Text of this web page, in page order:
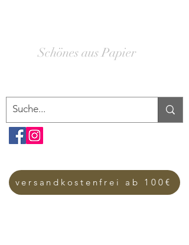
Schönes aus Papier
versandkostenfrei ab 100€